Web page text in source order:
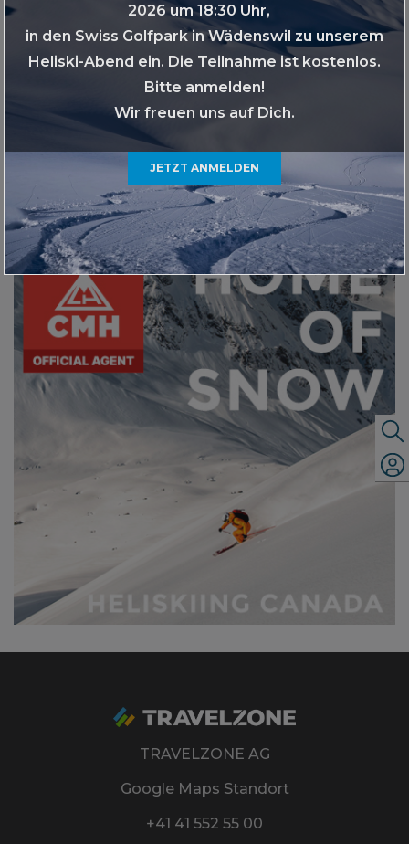
BEGLEITETE REISEN
TRAVELZONE AG
Google Maps Standort
+41 41 552 55 00
2026 um 18:30 Uhr,
in den Swiss Golfpark in Wädenswil zu unserem
Heliski-Abend ein. Die Teilnahme ist kostenlos.
Bitte anmelden!
Wir freuen uns auf Dich.
JETZT ANMELDEN